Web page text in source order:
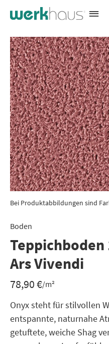
Bei Produktabbildungen sind
Boden
Teppichboden
Ars Vivendi
78,90€/m²
Onyx steht für stilvollen
entspannte, naturnahe
getuftete, weiche Shag